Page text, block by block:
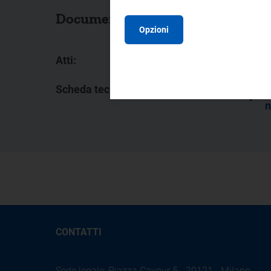
Documenti collegati
Atti:
Scheda tecnica:
CONTATTI
Opzioni